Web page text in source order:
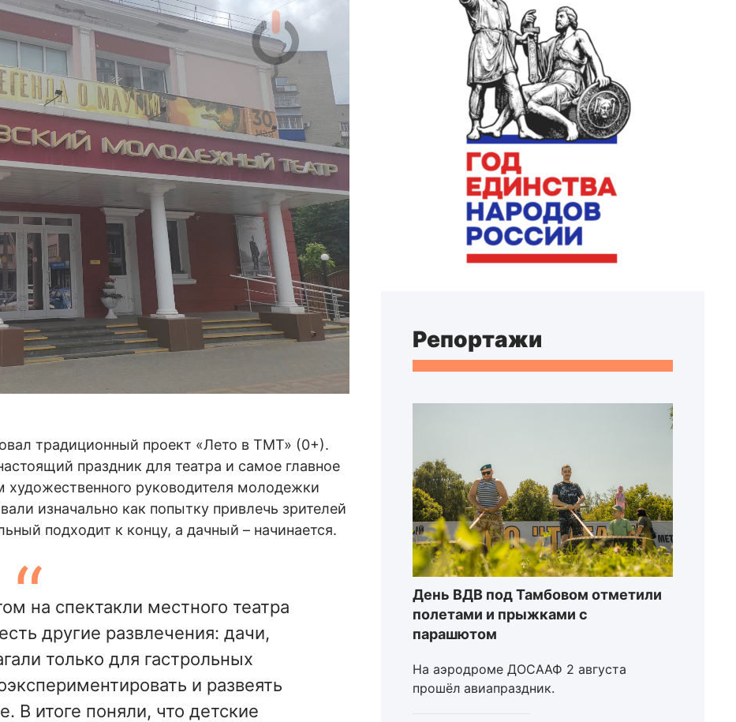
традиционный проект «Лето в ТМТ» (0+).
праздник для театра и самое главное
художественного руководителя молодежки
изначально как попытку привлечь зрителей
подходит к концу, а дачный – начинается.
на спектакли местного театра
другие развлечения: дачи,
только для гастрольных
и развеять
В итоге поняли, что детские
Репортажи
День ВДВ под Тамбовом отметили
полетами и прыжками с
парашютом
На аэродроме ДОСААФ 2 августа
прошёл авиапраздник.